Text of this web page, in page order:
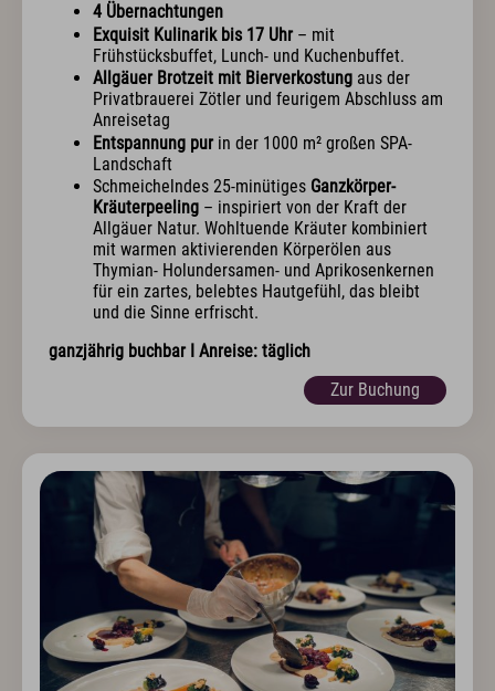
4 Übernachtungen
Exquisit Kulinarik bis 17 Uhr – mit
Frühstücksbuffet, Lunch- und Kuchenbuffet.
Allgäuer Brotzeit mit Bierverkostung aus der
Privatbrauerei Zötler und feurigem Abschluss am
Anreisetag
Entspannung purin der 1000 m² großen SPA-
Landschaft
Schmeichelndes 25-minütiges Ganzkörper-
Kräuterpeeling – inspiriert von der Kraft der
Allgäuer Natur. Wohltuende Kräuter kombiniert
mit warmen aktivierenden Körperölen aus
Thymian- Holundersamen- und Aprikosenkernen
für ein zartes, belebtes Hautgefühl, das bleibt
und die Sinne erfrischt.
ganzjährig buchbar I Anreise: täglich
Zur Buchung